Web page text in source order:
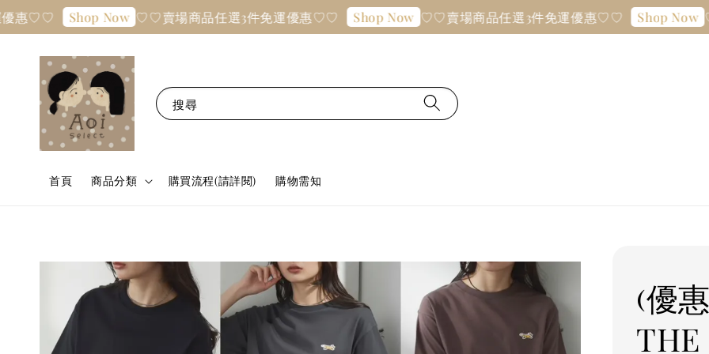
Shop Now ♡♡賣場商品任選3件免運優惠♡♡ Shop Now ♡♡賣場商品任選3件免運優惠♡♡ Shop Now ♡♡賣
搜尋
首頁 商品分類 購買流程(請詳閱) 購物需知
(優